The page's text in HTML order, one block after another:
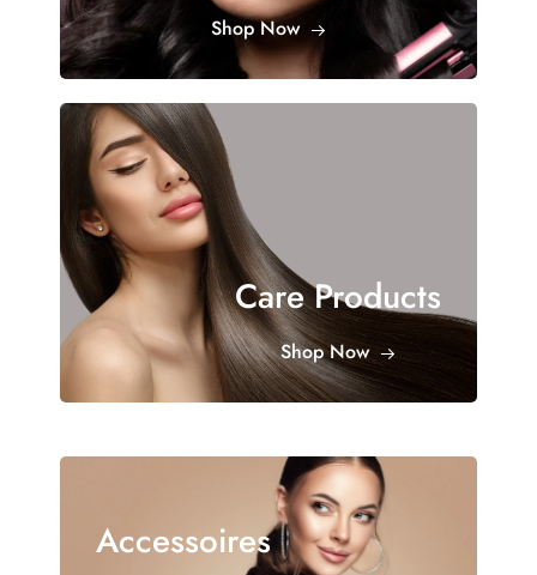
Shop Now
Care Products
Shop Now
Accessoires